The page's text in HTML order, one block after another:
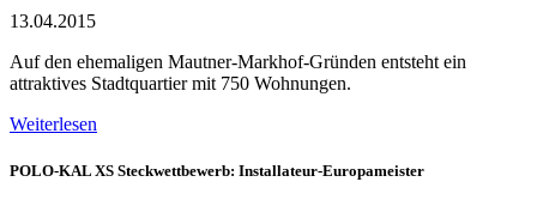
13.04.2015
Auf den ehemaligen Mautner-Markhof-Gründen entsteht ein
attraktives Stadtquartier mit 750 Wohnungen.
Weiterlesen
POLO-KAL XS Steckwettbewerb: Installateur-Europameister